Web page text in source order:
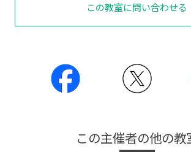
この教室に問い合わせる
この主催者の他の教